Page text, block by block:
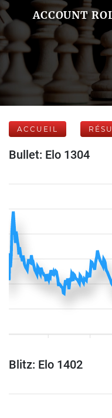
ACCOUNT
ACCUEIL
Bullet: Elo 1304
Blitz: Elo 1402